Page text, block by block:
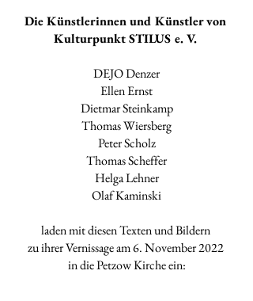
Die Künstlerinnen und Künstler von
Kulturpunkt STILUS e. V.
DEJO Denzer
Ellen Ernst
Dietmar Steinkamp
Thomas Wiersberg
Peter Scholz
Thomas Scheffer
Helga Lehner
Olaf Kaminski
laden mit diesen Texten und Bildern
zu ihrer Vernissage am 6. November 2022
in die Petzow Kirche ein: